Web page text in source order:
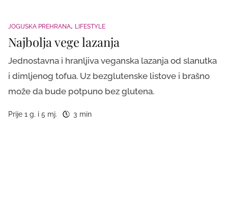
JOGIJSKA PREHRANA LIFESTYLE
Najbolja vege lazanja
Jednostavna i hranljiva veganska lazanja od slanutka
i dimljenog tofua. Uz bezglutenske listove i brašno
može da bude potpuno bez glutena.
Prije 1 g. i 5 mj. 3 min